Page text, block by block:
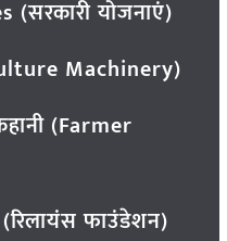
योजनाएं)
Machinery)
(Farmer
फाउंडेशन)